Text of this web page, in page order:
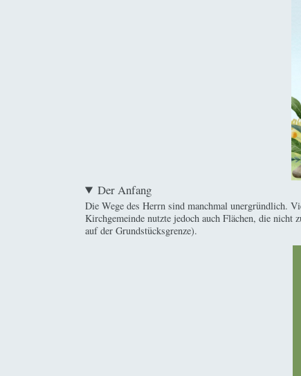
Der Anfang
Die Wege des Herrn sind manchmal unergründlich.
Kirchgemeinde nutzte jedoch auch Flächen, die nicht
auf der Grundstücksgrenze).